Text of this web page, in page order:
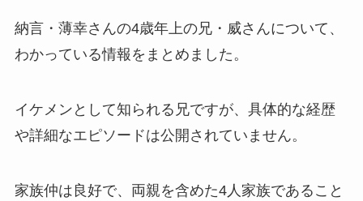
納言・薄幸さんの4歳年上の兄・威さんについて、
わかっている情報をまとめました。
イケメンとして知られる兄ですが、具体的な経歴
や詳細なエピソードは公開されていません。
家族仲は良好で、両親を含めた4人家族であること